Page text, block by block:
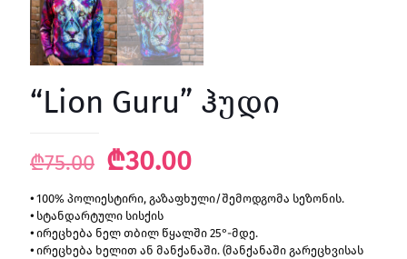
“Lion Guru” ჰუდი
₾75.00 Original
price
was:
₾75.00.
₾30.00Current
price
is:
₾30.00.
• 100% პოლიესტირი, გაზაფხული/შემოდგომა სეზონის.
• სტანდარტული სისქის
• ირეცხება ნელ თბილ წყალში 25°-მდე.
• ირეცხება ხელით ან მანქანაში. (მანქანაში გარეცხვისას